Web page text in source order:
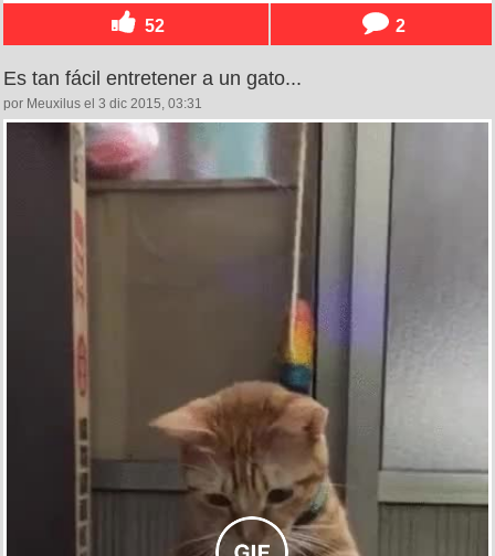
52 2
Es tan fácil entretener a un gato...
por Meuxilus el 3 dic 2015, 03:31